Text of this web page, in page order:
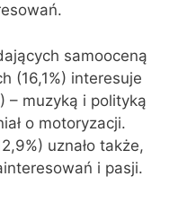
samooceną
(16,1%) interesuje
– muzyką i polityką
o motoryzacji.
uznało także,
i pasji.